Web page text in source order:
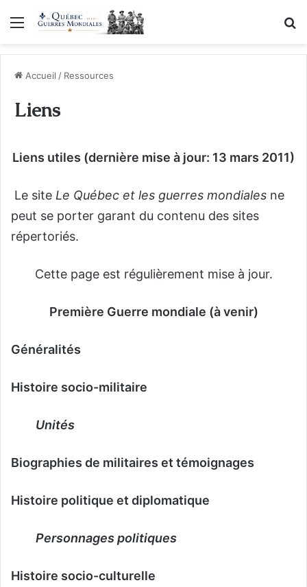
Menu
Accueil / Ressources
Liens
Liens utiles (dernière mise à jour: 13 mars 2011)
Le site Le Québec et les guerres mondiales ne
peut se porter garant du contenu des sites
répertoriés.
Cette page est régulièrement mise à jour.
Première Guerre mondiale (à venir)
Généralités
Histoire socio-militaire
Unités
Biographies de militaires et témoignages
Histoire politique et diplomatique
Personnages politiques
Histoire socio-culturelle